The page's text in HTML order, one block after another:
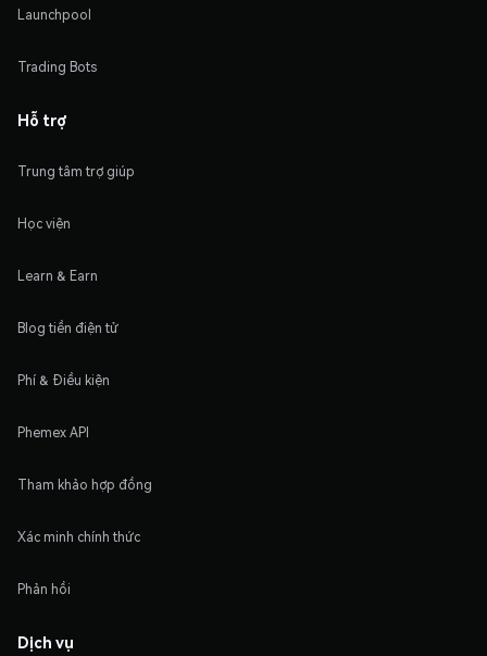
Launchpool
Trading Bots
Hỗ trợ
Trung tâm trợ giúp
Học viện
Learn & Earn
Blog tiền điện tử
Phí & Điều kiện
Phemex API
Tham khảo hợp đồng
Xác minh chính thức
Phản hồi
Dịch vụ